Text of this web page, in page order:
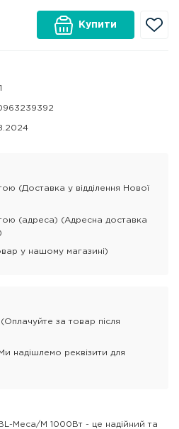
Купити
(Доставка у відділення Нової
(адреса) (Адресна доставка
у нашому магазині)
за товар після
надішлемо реквізити для
Meca/M 1000Вт - це надійний та